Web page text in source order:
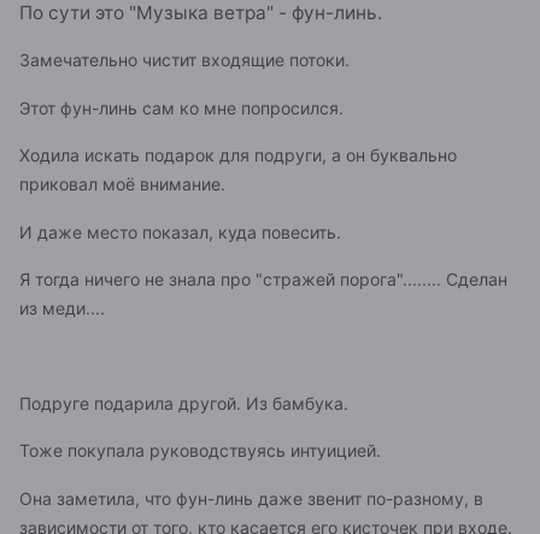
По сути это "Музыка ветра" - фун-линь.
Замечательно чистит входящие потоки.
Этот фун-линь сам ко мне попросился.
Ходила искать подарок для подруги, а он буквально
приковал моё внимание.
И даже место показал, куда повесить.
Я тогда ничего не знала про "стражей порога"........ Сделан
из меди....
Подруге подарила другой. Из бамбука.
Тоже покупала руководствуясь интуицией.
Она заметила, что фун-линь даже звенит по-разному, в
зависимости от того, кто касается его кисточек при входе.